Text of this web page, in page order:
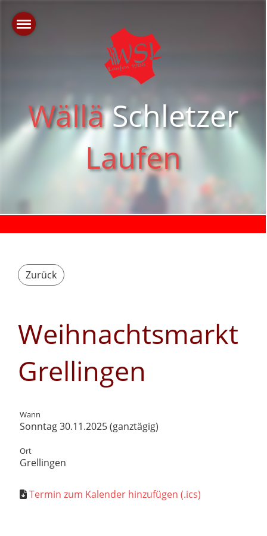
WälläSchletzer
Laufen
Zurück
Weihnachtsmarkt
Grellingen
Wann
Sonntag 30.11.2025 (ganztägig)
Ort
Grellingen
Termin zum Kalender hinzufügen (.ics)